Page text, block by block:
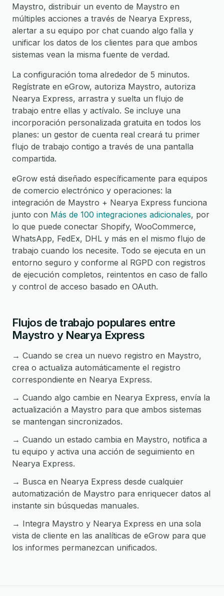
Maystro, distribuir un evento de Maystro en
múltiples acciones a través de Nearya Express,
alertar a su equipo por chat cuando algo falla y
unificar los datos de los clientes para que ambos
sistemas vean la misma fuente de verdad.
La configuración toma alrededor de 5 minutos.
Regístrate en eGrow, autoriza Maystro, autoriza
Nearya Express, arrastra y suelta un flujo de
trabajo entre ellas y actívalo. Se incluye una
incorporación personalizada gratuita en todos los
planes: un gestor de cuenta real creará tu primer
flujo de trabajo contigo a través de una pantalla
compartida.
eGrow está diseñado específicamente para equipos
de comercio electrónico y operaciones: la
integración de Maystro + Nearya Express funciona
junto con Más de 100 integraciones adicionales, por
lo que puede conectar Shopify, WooCommerce,
WhatsApp, FedEx, DHL y más en el mismo flujo de
trabajo cuando los necesite. Todo se ejecuta en un
entorno seguro y conforme al RGPD con registros
de ejecución completos, reintentos en caso de fallo
y control de acceso basado en OAuth.
Flujos de trabajo populares entre
Maystro y Nearya Express
→ Cuando se crea un nuevo registro en Maystro,
crea o actualiza automáticamente el registro
correspondiente en Nearya Express.
→ Cuando algo cambie en Nearya Express, envía la
actualización a Maystro para que ambos sistemas
se mantengan sincronizados.
→ Cuando un estado cambia en Maystro, notifica a
tu equipo y activa una acción de seguimiento en
Nearya Express.
→ Busca en Nearya Express desde cualquier
automatización de Maystro para enriquecer datos al
instante sin búsquedas manuales.
→ Integra Maystro y Nearya Express en una sola
vista de cliente en las analíticas de eGrow para que
los informes permanezcan unificados.